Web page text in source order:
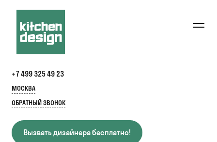
+7 499 325 49 23
МОСКВА
ОБРАТНЫЙ ЗВОНОК
Вызвать дизайнера бесплатно!